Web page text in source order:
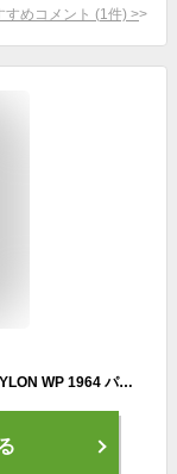
すめコメント (1 件) >
ソレル SOREL スノーブーツ メンズ 1964 PAC NYLON WP 1964 パックナイロンウォータープルーフ NM5189 224